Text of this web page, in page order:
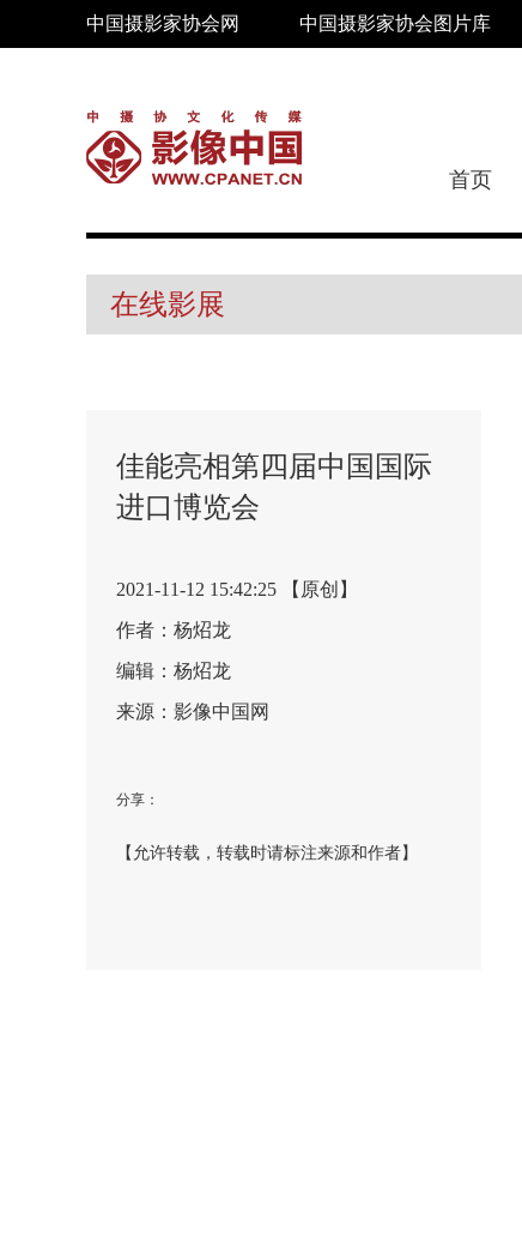
中国摄影家协会网 中国摄影家协会图片库
首页
在线影展
佳能亮相第四届中国国际
进口博览会
2021-11-12 15:42:25 【原创】
作者：杨炤龙
编辑：杨炤龙
来源：影像中国网
分享：
【允许转载，转载时请标注来源和作者】